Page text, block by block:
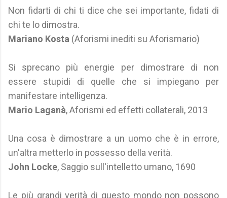
Non fidarti di chi ti dice che sei importante, fidati di
chi te lo dimostra.
Mariano Kosta (Aforismi inediti su Aforismario)
Si sprecano più energie per dimostrare di non
essere stupidi di quelle che si impiegano per
manifestare intelligenza.
Mario Laganà, Aforismi ed effetti collaterali, 2013
Una cosa è dimostrare a un uomo che è in errore,
un'altra metterlo in possesso della verità.
John Locke, Saggio sull'intelletto umano, 1690
Le più grandi verità di questo mondo non possono